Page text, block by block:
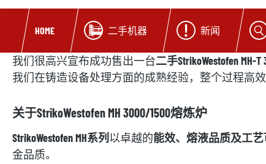
HOME 二手机器 新闻
我们很高兴宣布成功售出一台二手StrikoWestofen MH-
我们在铸造设备处理方面的成熟经验，整个过程高
关于StrikoWestofen MH 3000/1500熔炼炉
StrikoWestofen MH系列 以卓越的能效、熔液品质及工
金品质。